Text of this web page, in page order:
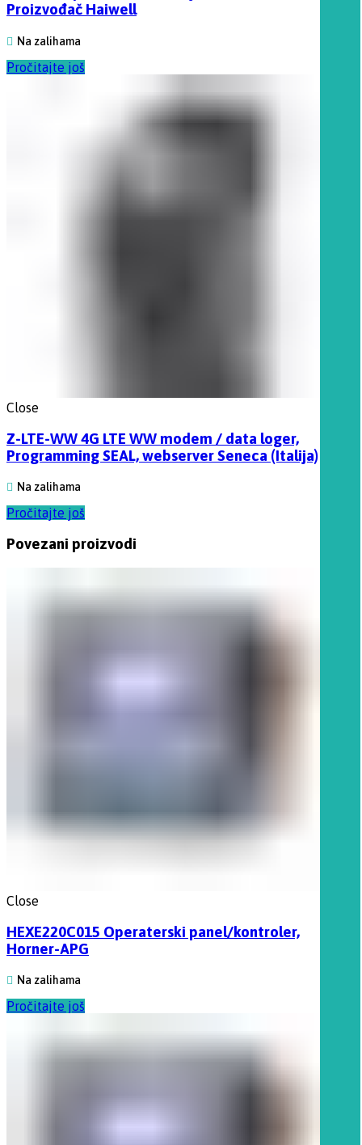
Proizvođač Haiwell
Na zalihama
Pročitajte još
Close
Z-LTE-WW 4G LTE WW modem / data loger,
Programming SEAL, webserver Seneca (Italija)
Na zalihama
Pročitajte još
Povezani proizvodi
Close
HEXE220C015 Operaterski panel/kontroler,
Horner-APG
Na zalihama
Pročitajte još